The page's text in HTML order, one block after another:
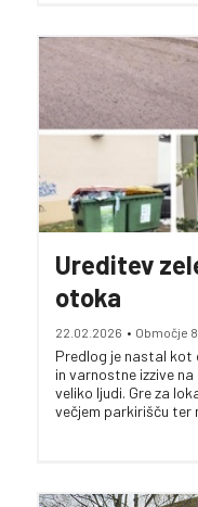
Ureditev
otoka
22.02.2026 • Območje
Predlog je nastal
in varnostne izzive
veliko ljudi. Gre za
večjem parkirišču ter